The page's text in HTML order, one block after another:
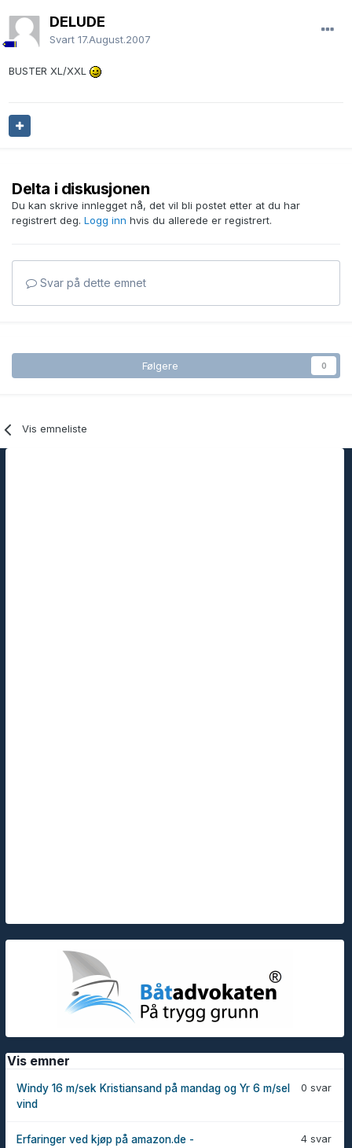
DELUDE
Svart 17.August.2007
BUSTER XL/XXL
Delta i diskusjonen
Du kan skrive innlegget nå, det vil bli postet etter at du har
registrert deg. Logg inn hvis du allerede er registrert.
Svar på dette emnet
Følgere 0
Vis emneliste
Vis emner
0 svar
Windy 16 m/sek Kristiansand på mandag og Yr 6 m/sel
vind
4 svar
Erfaringer ved kjøp på amazon.de -